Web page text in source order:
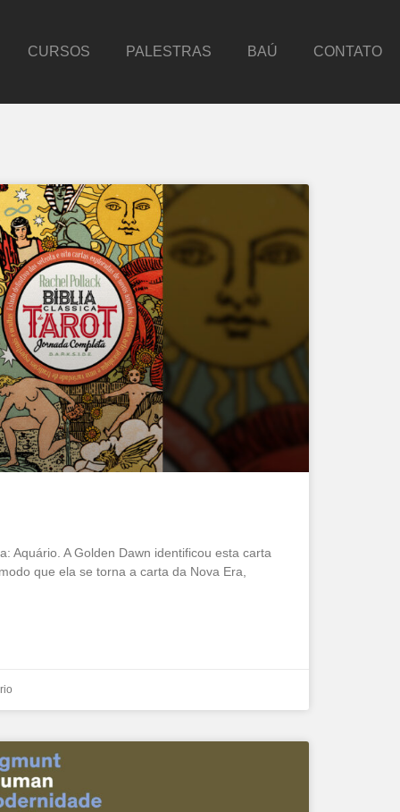
CURSOS PALESTRAS BAÚ CONTATO
Aquário. A Golden Dawn identificou esta carta
que ela se torna a carta da Nova Era,